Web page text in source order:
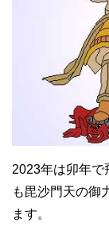
2023年は卯年で
も毘沙門天の御
ます。